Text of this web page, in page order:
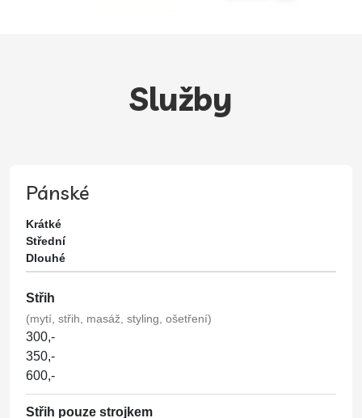
Služby
Pánské
Krátké
Střední
Dlouhé
Střih
(mytí, střih, masáž, styling, ošetření)
300,-
350,-
600,-
Střih pouze strojkem